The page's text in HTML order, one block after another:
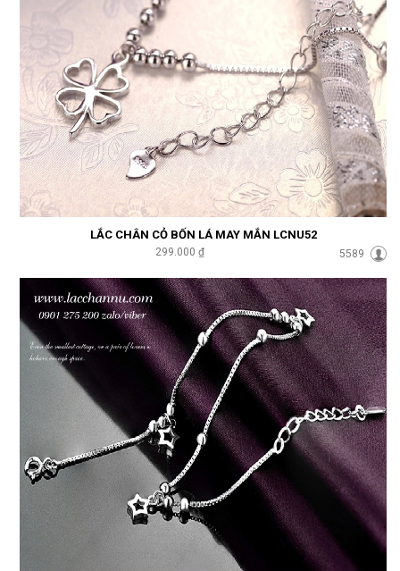
LẮC CHÂN CỎ BỐN LÁ MAY MẮN LCNU52
299.000 ₫ 5589